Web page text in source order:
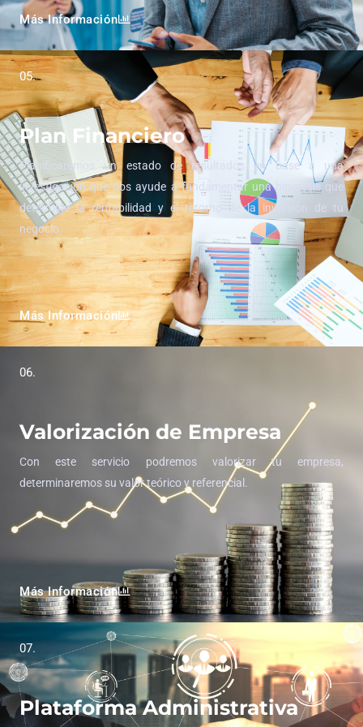
Más Información
05.
Plan Financiero
Planificaremos un estado de resultados en base a una
investigación que nos ayude a fundamentar una hipotesis que
determine la rentabilidad y el retorno de la inversión de tu
negocio.
Más Información
06.
Valorización de Empresa
Con este servicio podremos valorizar tu empresa,
determinaremos su valor teórico y referencial.
Más Información
07.
Plataforma Administrativa